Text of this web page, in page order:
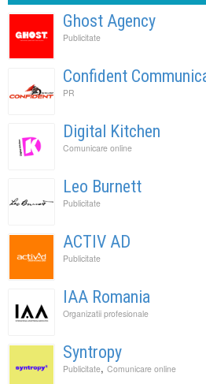
Ghost Agency
Publicitate
Confident
PR
Digital Kitchen
Comunicare online
Leo Burnett
Publicitate
ACTIV AD
Publicitate
IAA Romania
Organizatii profesionale
Syntropy
Publicitate, Comunicare online